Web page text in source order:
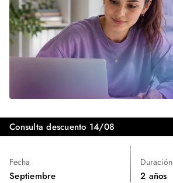
Consulta descuento 14/08
Fecha
Septiembre
Duración
2 años